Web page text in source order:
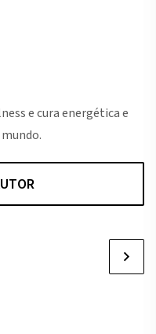
e cura energética e